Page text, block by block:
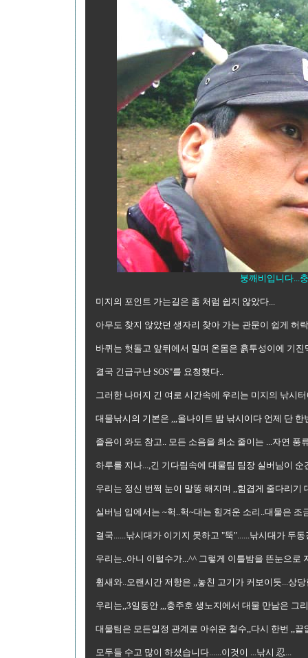
붕깨비입니다...
미지의 포인트 가는길은 좀 처럼 쉽지 않았다...
아무도 찾지 않았던 생자리 찾아 가는 관문이 쉽게 허
바퀴는 헛돌고 앞뒤에서 밀며 온몸은 흙투성이에 기진
결국 긴급구난 SOS"를 요청했다..
그러한 나머지 긴 여로 시간속에 우리는 미지의 낚시
대물낚시의 기본은 ,,,올나이트 밤 낚시이다 언제 단
졸음이 와도 참고.. 모든 소음을 최소 줄이는 ...자연 풍
하루를 지나...,긴 기다림속에 대물팀 팀장 실버님이
우리는 정신 번쩍 눈이 말똥 해지며 ,,힘겹게 줄다리
실버님 입에서는 ~헉..헉~대는 힘겨운 소리..대물은 조
결국......낚시대가 이기지 못하고 "뚝"......낚시대가 두
우리는..아니 이럴수가...^^ 그렇게 이틀밤을 뜬눈으로
휨새와..오랜시간 저항은 ,,놓친 고기가 커보이듯...상
우리는,,3일동안 ,,,충주호 생노지에서 대물 만남은 그
대물팀은 모든일정 관계로 아쉬운 철수,,다시 한번 ,,
모두들 수고 많이 하셨습니다......이것이 ...낚시 忍...